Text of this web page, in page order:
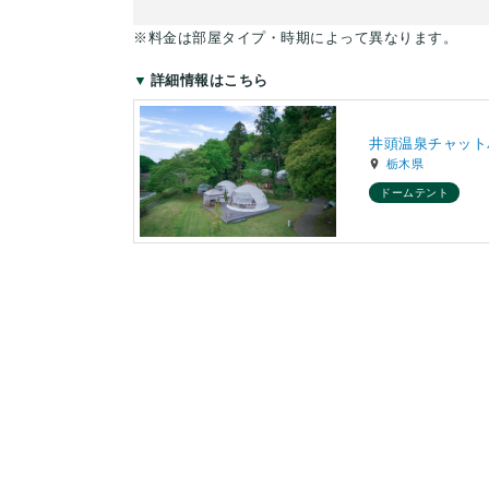
※料金は部屋タイプ・時期によって異なります。
詳細情報はこちら
井頭温泉チャッ
栃木県
ドームテント